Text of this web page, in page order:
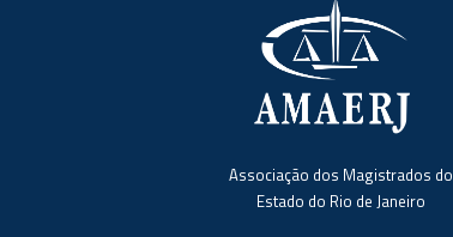
Associação dos Magistrados do
Estado do Rio de Janeiro